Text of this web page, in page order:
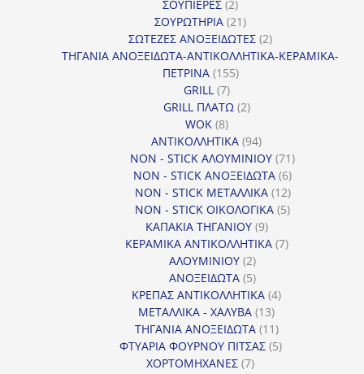
ΣΟΥΠΙΕΡΕΣ 22
προϊόντα
ΣΟΥΡΩΤΗΡΙΑ 2121
προϊόντα
ΣΩΤΕΖΕΣ ΑΝΟΞΕΙΔΩΤΕΣ 22
προϊόντα
ΤΗΓΑΝΙΑ ΑΝΟΞΕΙΔΩΤΑ-ΑΝΤΙΚΟΛΛΗΤΙΚΑ-ΚΕΡΑΜΙΚΑ-
ΠΕΤΡΙΝΑ 155155
GRILL 77
προϊόντα
GRILL ΠΛΑΤΩ 22
WOK 88
προϊόντα
ΑΝΤΙΚΟΛΛΗΤΙΚΑ 9494
προϊόντα
NON - STICK ΑΛΟΥΜΙΝΙΟΥ 7171
προϊόντα
NON - STICK ΑΝΟΞΕΙΔΩΤΑ 66
προϊόντα
NON - STICK ΜΕΤΑΛΛΙΚΑ 1212
προϊόντα
NON - STICK ΟΙΚΟΛΟΓΙΚΑ 55
ΚΑΠΑΚΙΑ ΤΗΓΑΝΙΟΥ 99
προϊόντα
ΚΕΡΑΜΙΚΑ ΑΝΤΙΚΟΛΛΗΤΙΚΑ 77
ΑΛΟΥΜΙΝΙΟΥ 22
προϊόντα
ΑΝΟΞΕΙΔΩΤΑ 55
προϊόντα
ΚΡΕΠΑΣ ΑΝΤΙΚΟΛΛΗΤΙΚΑ 44
ΜΕΤΑΛΛΙΚΑ - ΧΑΛΥΒΑ 1313
προϊόντα
ΤΗΓΑΝΙΑ ΑΝΟΞΕΙΔΩΤΑ 1111
προϊόντα
ΦΤΥΑΡΙΑ ΦΟΥΡΝΟΥ ΠΙΤΣΑΣ 55
ΧΟΡΤΟΜΗΧΑΝΕΣ 77